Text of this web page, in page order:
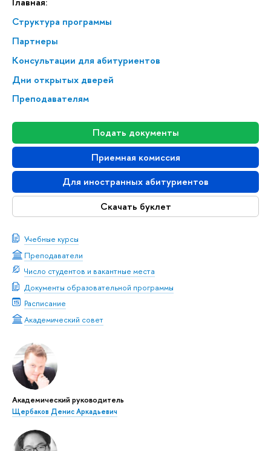
Структура программы
Партнеры
Консультации для абитуриентов
Дни открытых дверей
Преподавателям
Подать документы
Приемная комиссия
Для иностранных абитуриентов
Скачать буклет
Учебные курсы
Преподаватели
Число студентов и вакантные места
Документы образовательной программы
Расписание
Академический совет
Академический руководитель
Щербаков Денис Аркадьевич